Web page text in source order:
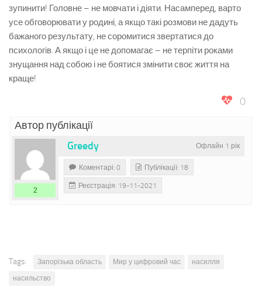
зупинити! Головне – не мовчати і діяти. Насамперед, варто
усе обговорювати у родині, а якщо такі розмови не дадуть
бажаного результату, не соромитися звертатися до
психологів. А якщо і це не допомагає – не терпіти роками
знущання над собою і не боятися змінити своє життя на
краще!
0
Автор публікації
Офлайн 1 рік
Greedy
2
Коментарі: 0 Публікації: 18
Реєстрація: 19-11-2021
Tags: Запорізька область Мир у цифровий час
насилля
насильство